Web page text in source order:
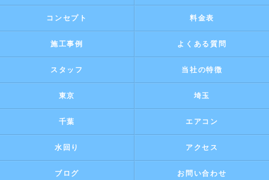
コンセプト 料金表
施工事例 よくある質問
スタッフ 当社の特徴
東京 埼玉
千葉 エアコン
水回り アクセス
ブログ お問い合わせ